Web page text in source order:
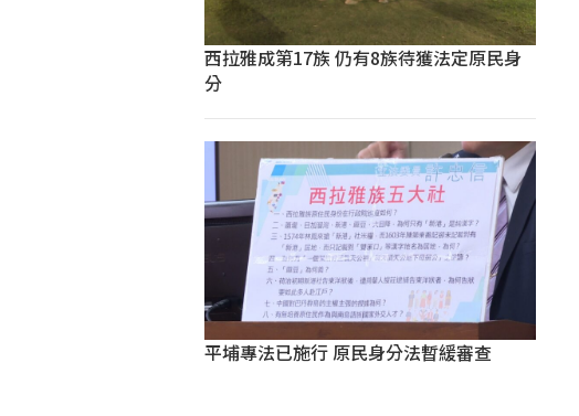
西拉雅成第17族 仍有8族待獲法定原民身
分
平埔專法已施行 原民身分法暫緩審查